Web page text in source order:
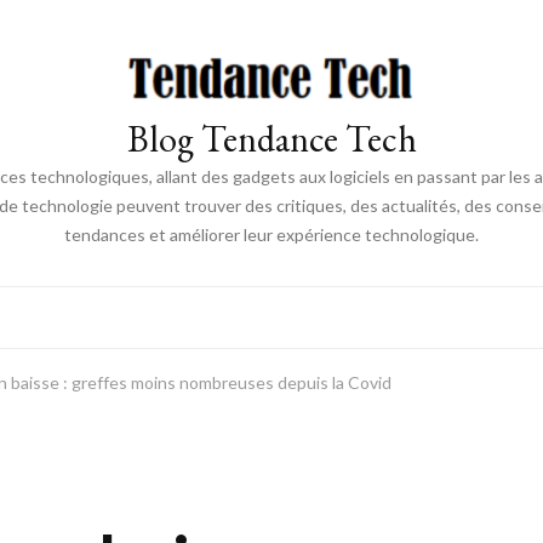
Blog Tendance Tech
technologiques, allant des gadgets aux logiciels en passant par
technologie peuvent trouver des critiques, des actualités, des
tendances et améliorer leur expérience technologique.
baisse : greffes moins nombreuses depuis la Covid